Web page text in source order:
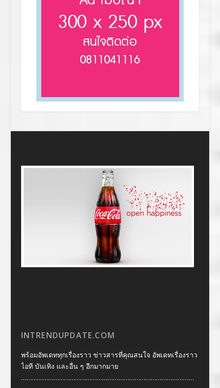
INTRENDUPDATE.COM
พร้อมอัพเดททุกเรื่องราว ข่าวสารที่คุณสนใจ อัพเดทเรื่องราว
ไอที บันเทิง และอื่น ๆ อีกมากมาย
……………………………………………………………………………………